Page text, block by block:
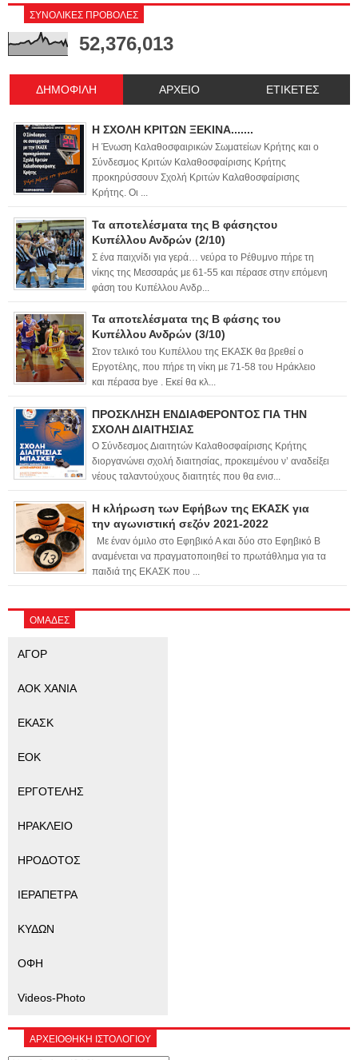
ΣΥΝΟΛΙΚΕΣ ΠΡΟΒΟΛΕΣ
52,376,013
ΔΗΜΟΦΙΛΗ ΑΡΧΕΙΟ ΕΤΙΚΕΤΕΣ
Η ΣΧΟΛΗ ΚΡΙΤΩΝ ΞΕΚΙΝΑ.......
Η Ένωση Καλαθοσφαιρικών Σωματείων Κρήτης και ο
Σύνδεσμος Κριτών Καλαθοσφαίρισης Κρήτης
προκηρύσσουν Σχολή Κριτών Καλαθοσφαίρισης
Κρήτης. Οι ...
Τα αποτελέσματα της Β φάσηςτου
Κυπέλλου Ανδρών (2/10)
Σ ένα παιχνίδι για γερά… νεύρα το Ρέθυμνο πήρε τη
νίκης της Μεσσαράς με 61-55 και πέρασε στην επόμενη
φάση του Κυπέλλου Ανδρ...
Τα αποτελέσματα της Β φάσης του
Κυπέλλου Ανδρών (3/10)
Στον τελικό του Κυπέλλου της ΕΚΑΣΚ θα βρεθεί ο
Εργοτέλης, που πήρε τη νίκη με 71-58 του Ηράκλειο
και πέρασα bye . Εκεί θα κλ...
ΠΡΟΣΚΛΗΣΗ ΕΝΔΙΑΦΕΡΟΝΤΟΣ ΓΙΑ ΤΗΝ
ΣΧΟΛΗ ΔΙΑΙΤΗΣΙΑΣ
Ο Σύνδεσμος Διαιτητών Καλαθοσφαίρισης Κρήτης
διοργανώνει σχολή διαιτησίας, προκειμένου ν’ αναδείξει
νέους ταλαντούχους διαιτητές που θα ενισ...
Η κλήρωση των Εφήβων της ΕΚΑΣΚ για
την αγωνιστική σεζόν 2021-2022
Με έναν όμιλο στο Εφηβικό Α και δύο στο Εφηβικό Β
αναμένεται να πραγματοποιηθεί το πρωτάθλημα για τα
παιδιά της ΕΚΑΣΚ που ...
ΟΜΑΔΕΣ
ΑΓΟΡ
ΑΟΚ ΧΑΝΙΑ
ΕΚΑΣΚ
ΕΟΚ
ΕΡΓΟΤΕΛΗΣ
ΗΡΑΚΛΕΙΟ
ΗΡΟΔΟΤΟΣ
ΙΕΡΑΠΕΤΡΑ
ΚΥΔΩΝ
ΟΦΗ
Videos-Photo
ΑΡΧΕΙΟΘΗΚΗ ΙΣΤΟΛΟΓΙΟΥ